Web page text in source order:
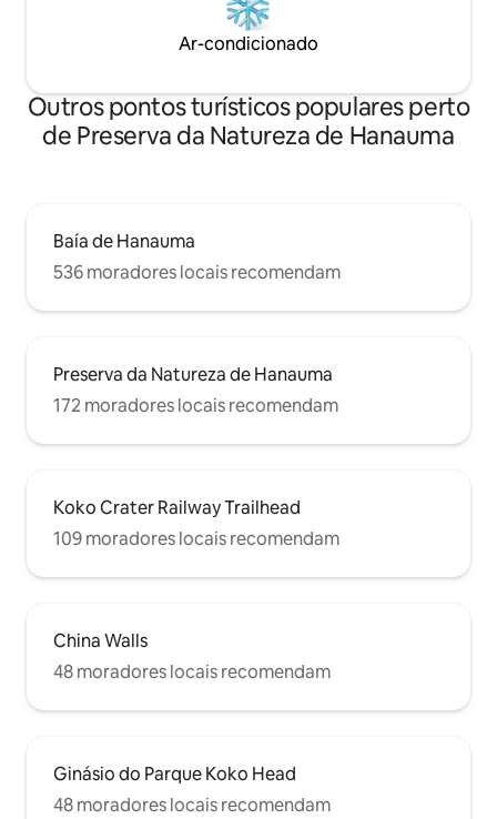
Ar-condicionado
Outros pontos turísticos populares perto
de Preserva da Natureza de Hanauma
Baía de Hanauma
536 moradores locais recomendam
Preserva da Natureza de Hanauma
172 moradores locais recomendam
Koko Crater Railway Trailhead
109 moradores locais recomendam
China Walls
48 moradores locais recomendam
Ginásio do Parque Koko Head
48 moradores locais recomendam